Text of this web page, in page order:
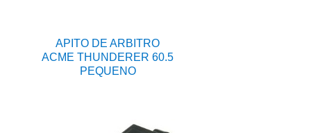
APITO DE ARBITRO
ACME THUNDERER 60.5
PEQUENO